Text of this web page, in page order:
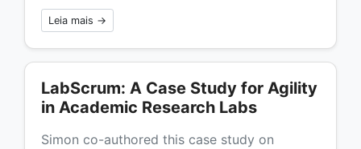
Leia mais →
LabScrum: A Case Study for Agility
in Academic Research Labs
Simon co-authored this case study on